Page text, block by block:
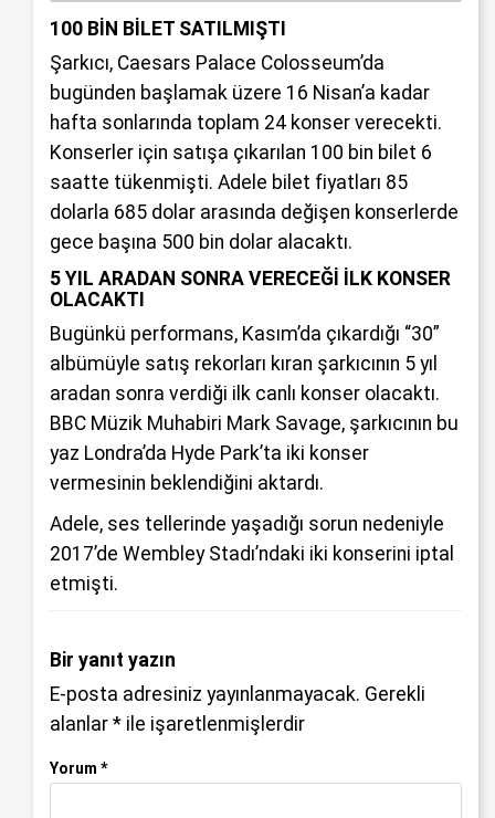
100 BİN BİLET SATILMIŞTI
Şarkıcı, Caesars Palace Colosseum’da
bugünden başlamak üzere 16 Nisan’a kadar
hafta sonlarında toplam 24 konser verecekti.
Konserler için satışa çıkarılan 100 bin bilet 6
saatte tükenmişti. Adele bilet fiyatları 85
dolarla 685 dolar arasında değişen konserlerde
gece başına 500 bin dolar alacaktı.
5 YIL ARADAN SONRA VERECEĞİ İLK KONSER
OLACAKTI
Bugünkü performans, Kasım’da çıkardığı “30”
albümüyle satış rekorları kıran şarkıcının 5 yıl
aradan sonra verdiği ilk canlı konser olacaktı.
BBC Müzik Muhabiri Mark Savage, şarkıcının bu
yaz Londra’da Hyde Park’ta iki konser
vermesinin beklendiğini aktardı.
Adele, ses tellerinde yaşadığı sorun nedeniyle
2017’de Wembley Stadı’ndaki iki konserini iptal
etmişti.
Bir yanıt yazın
E-posta adresiniz yayınlanmayacak. Gerekli
alanlar * ile işaretlenmişlerdir
Yorum *